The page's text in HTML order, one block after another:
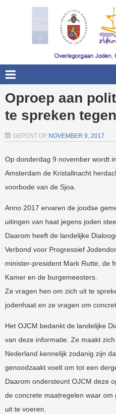
Oproep aan
te spreken
GEPOST OP NOVEMBER 9, 2017
Op donderdag 9 november wordt
Amsterdam de Kristallnacht
voorbode van de Sjoa.
Anno 2017 ervaren de joodse
uitingen van haat jegens joden
Daarom heeft de landelijke
Verbond voor Progressief
minister-president Mark Rutte, de
Kamer en de burgemeesters.
Ze vragen hen om zich uit te
jodenhaat en ze vragen om
Het OJCM bedankt de landelijke
van deze informatie. Ze maakt
Nederland kennelijk zodanig zijn
genoodzaakt voelt om tot een
Daarom ondersteunt OJCM deze
de concrete maatregelen waar
uit te voeren.